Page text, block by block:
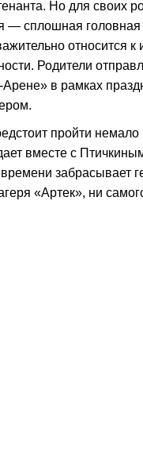
Но для своих
— сплошная
относится к
Родители
в рамках
пройти
вместе с
забрасывает
«Артек», ни